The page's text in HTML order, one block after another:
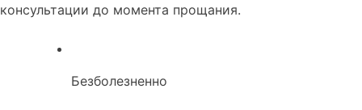
консультации до момента прощания.
Безболезненно